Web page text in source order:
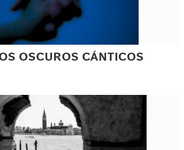
OSCUROS CÁNTICOS